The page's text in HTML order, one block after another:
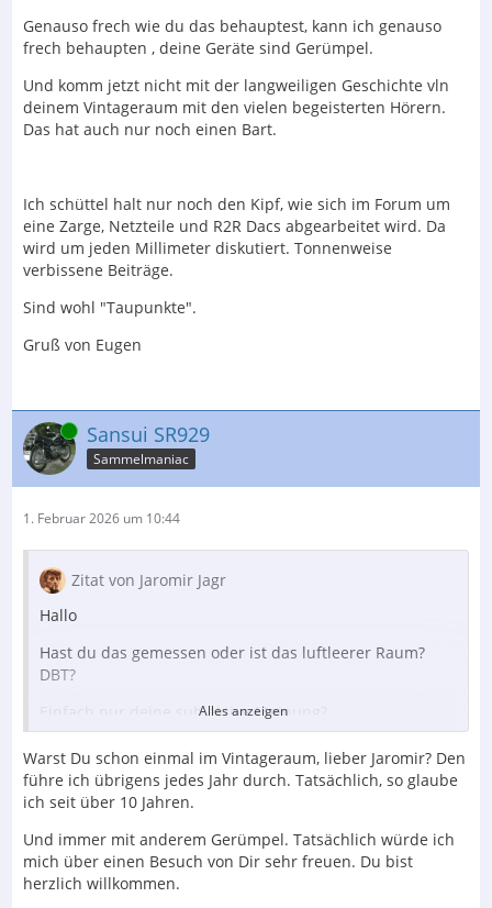
Genauso frech wie du das behauptest, kann ich genauso
frech behaupten , deine Geräte sind Gerümpel.
Und komm jetzt nicht mit der langweiligen Geschichte vln
deinem Vintageraum mit den vielen begeisterten Hörern.
Das hat auch nur noch einen Bart.
Ich schüttel halt nur noch den Kipf, wie sich im Forum um
eine Zarge, Netzteile und R2R Dacs abgearbeitet wird. Da
wird um jeden Millimeter diskutiert. Tonnenweise
verbissene Beiträge.
Sind wohl "Taupunkte".
Gruß von Eugen
Online Sansui SR929
Sammelmaniac
1. Februar 2026 um 10:44
Zitat von Jaromir Jagr
Hallo
Hast du das gemessen oder ist das luftleerer Raum?
DBT?
Einfach nur deine subjektive Meinung?
Genauso frech wie du das behauptest, kann ich
genauso frech behaupten , deine Geräte sind Gerümpel.
Und komm jetzt nicht mit der langweiligen Geschichte
vln deinem Vintageraum mit den vielen begeisterten
Hörern. Das hat auch nur noch einen Bart.
Alles anzeigen
Warst Du schon einmal im Vintageraum, lieber Jaromir? Den
führe ich übrigens jedes Jahr durch. Tatsächlich, so glaube
ich seit über 10 Jahren.
Und immer mit anderem Gerümpel. Tatsächlich würde ich
mich über einen Besuch von Dir sehr freuen. Du bist
herzlich willkommen.